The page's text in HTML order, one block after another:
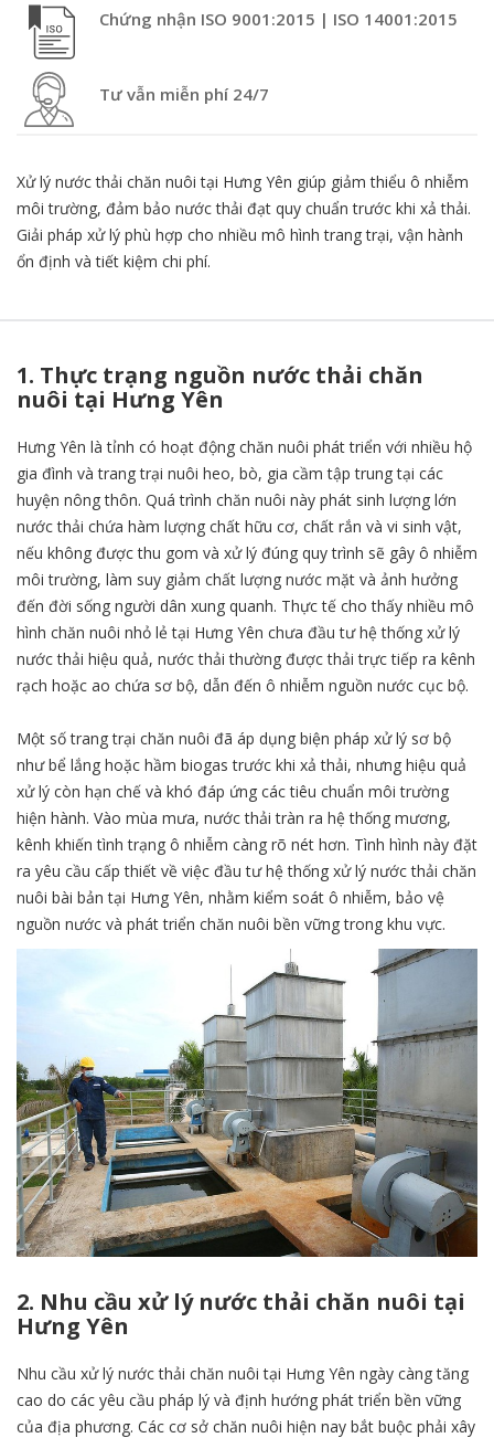
Chứng nhận ISO 9001:2015 | ISO 14001:2015
Tư vẫn miễn phí 24/7
Xử lý nước thải chăn nuôi tại Hưng Yên giúp giảm thiểu ô nhiễm
môi trường, đảm bảo nước thải đạt quy chuẩn trước khi xả thải.
Giải pháp xử lý phù hợp cho nhiều mô hình trang trại, vận hành
ổn định và tiết kiệm chi phí.
1. Thực trạng nguồn nước thải chăn
nuôi tại Hưng Yên
Hưng Yên là tỉnh có hoạt động chăn nuôi phát triển với nhiều hộ
gia đình và trang trại nuôi heo, bò, gia cầm tập trung tại các
huyện nông thôn. Quá trình chăn nuôi này phát sinh lượng lớn
nước thải chứa hàm lượng chất hữu cơ, chất rắn và vi sinh vật,
nếu không được thu gom và xử lý đúng quy trình sẽ gây ô nhiễm
môi trường, làm suy giảm chất lượng nước mặt và ảnh hưởng
đến đời sống người dân xung quanh. Thực tế cho thấy nhiều mô
hình chăn nuôi nhỏ lẻ tại Hưng Yên chưa đầu tư hệ thống xử lý
nước thải hiệu quả, nước thải thường được thải trực tiếp ra kênh
rạch hoặc ao chứa sơ bộ, dẫn đến ô nhiễm nguồn nước cục bộ.
Một số trang trại chăn nuôi đã áp dụng biện pháp xử lý sơ bộ
như bể lắng hoặc hầm biogas trước khi xả thải, nhưng hiệu quả
xử lý còn hạn chế và khó đáp ứng các tiêu chuẩn môi trường
hiện hành. Vào mùa mưa, nước thải tràn ra hệ thống mương,
kênh khiến tình trạng ô nhiễm càng rõ nét hơn. Tình hình này đặt
ra yêu cầu cấp thiết về việc đầu tư hệ thống xử lý nước thải chăn
nuôi bài bản tại Hưng Yên, nhằm kiểm soát ô nhiễm, bảo vệ
nguồn nước và phát triển chăn nuôi bền vững trong khu vực.
2. Nhu cầu xử lý nước thải chăn nuôi tại
Hưng Yên
Nhu cầu xử lý nước thải chăn nuôi tại Hưng Yên ngày càng tăng
cao do các yêu cầu pháp lý và định hướng phát triển bền vững
của địa phương. Các cơ sở chăn nuôi hiện nay bắt buộc phải xây